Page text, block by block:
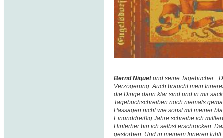
Bernd Niquetund seine Tagebücher:
Verzögerung. Auch braucht mein
die Dinge dann klar sind und in mir
Tagebuchschreiben noch niemals
Passagen nicht wie sonst mit meiner
Einunddreißig Jahre schreibe ich
Hinterher bin ich selbst erschrocken.
gestorben. Und in meinem Inneren fühlt